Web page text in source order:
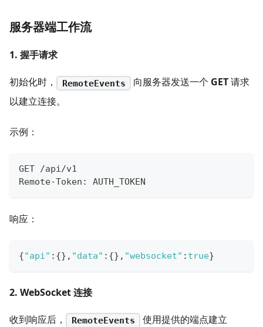
服务器端工作流
1. 握手请求
初始化时， RemoteEvents 向服务器发送一个 GET请求
以建立连接。
示例：
GET /api/v1
Remote-Token: AUTH_TOKEN
响应：
{"api" : {} , "data" : {} , "websocket" : true}
2. WebSocket 连接
收到响应后， RemoteEvents
使用提供的端点建立